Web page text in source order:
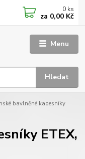
Menu
Hledat
0 ks
za 0,00 Kč
bavlněné kapesníky
ETEX,